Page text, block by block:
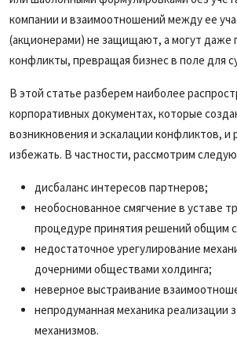
компании и взаимоотношений между ее
(акционерами) не защищают, а могут даже
конфликты, превращая бизнес в поле для
В этой статье разберем наиболее
корпоративных документах, которые
возникновения и эскалации конфликтов, и
избежать. В частности, рассмотрим
дисбаланс интересов партнеров;
необоснованное смягчение в уставе
процедуре принятия решений общим
недостаточное урегулирование
дочерними обществами холдинга;
неверное выстраивание
непродуманная механика реализации
механизмов.